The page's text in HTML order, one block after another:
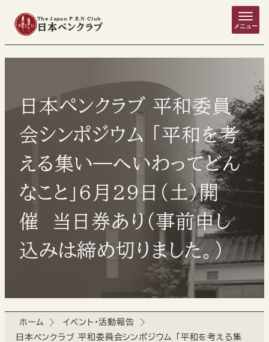
The Japan P.E.N Club
日本ペンクラブ メニュー
日本ペンクラブ 平和委員
会シンポジウム 「平和を考
える集い―へいわってどん
なこと」6月29日（土）開
催 当日券あり（事前申し
込みは締め切りました。）
ホーム
イベント・活動報告
日本ペンクラブ 平和委員会シンポジウム 「平和を考える集